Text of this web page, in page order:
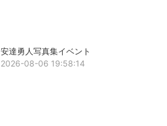
安達勇人写真集イベント
2026-08-06 19:58:14